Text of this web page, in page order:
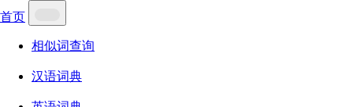
首页
相似词查询
汉语词典